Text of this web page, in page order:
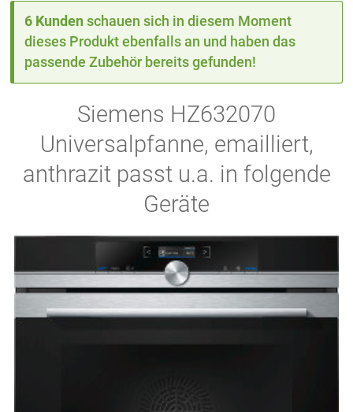
6 Kunden schauen sich in diesem Moment
dieses Produkt ebenfalls an und haben das
passende Zubehör bereits gefunden!
Siemens HZ632070
Universalpfanne, emailliert,
anthrazit passt u.a. in folgende
Geräte